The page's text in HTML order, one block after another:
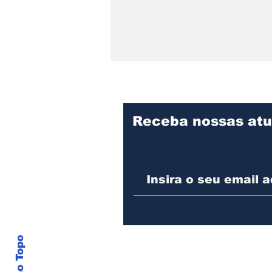
semáforo na rua Santa
Catarina, na zona Sul de
Receba nossas